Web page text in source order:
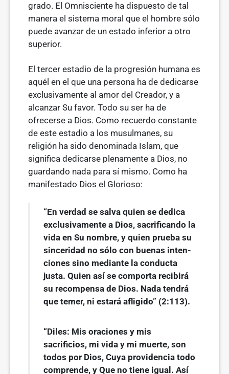
grado. El Omnisciente ha dispuesto de tal
manera el sistema moral que el hombre sólo
puede avanzar de un estado inferior a otro
superior.
El tercer estadio de la progresión humana es
aquél en el que una persona ha de dedicarse
exclusivamente al amor del Creador, y a
alcanzar Su favor. Todo su ser ha de
ofrecerse a Dios. Como recuerdo constante
de este esta­dio a los musulmanes, su
religión ha sido denominada Islam, que
significa dedicarse plenamente a Dios, no
guardando nada para sí mismo. Como ha
manifestado Dios el Glorioso:
“En verdad se salva quien se dedica
exclusivamente a Dios, sacrificando la
vida en Su nombre, y quien prueba su
sinceridad no sólo con buenas inten­
ciones sino mediante la conducta
justa. Quien así se comporta recibirá
su recompensa de Dios. Nada tendrá
que temer, ni estará afligido” (2:113).
“Diles: Mis oraciones y mis
sacrificios, mi vida y mi muerte, son
todos por Dios, Cuya providencia todo
comprende, y Que no tiene igual. Así